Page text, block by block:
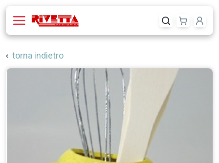
torna indietro